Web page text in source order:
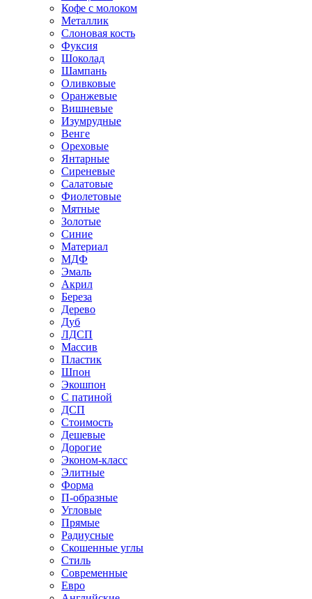
Кофе с молоком
Металлик
Слоновая кость
Фуксия
Шоколад
Шампань
Оливковые
Оранжевые
Вишневые
Изумрудные
Венге
Ореховые
Янтарные
Сиреневые
Салатовые
Фиолетовые
Мятные
Золотые
Синие
Материал
МДФ
Эмаль
Акрил
Береза
Дерево
Дуб
ЛДСП
Массив
Пластик
Шпон
Экошпон
С патиной
ДСП
Стоимость
Дешевые
Дорогие
Эконом-класс
Элитные
Форма
П-образные
Угловые
Прямые
Радиусные
Скошенные углы
Стиль
Современные
Евро